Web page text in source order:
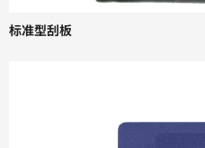
标准型刮板